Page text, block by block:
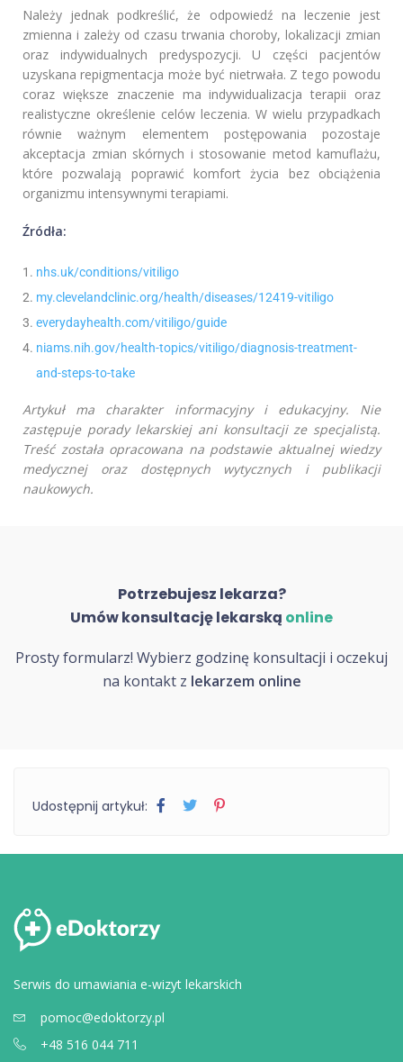
Należy jednak podkreślić, że odpowiedź na leczenie jest
zmienna i zależy od czasu trwania choroby, lokalizacji zmian
oraz indywidualnych predyspozycji. U części pacjentów
uzyskana repigmentacja może być nietrwała. Z tego powodu
coraz większe znaczenie ma indywidualizacja terapii oraz
realistyczne określenie celów leczenia. W wielu przypadkach
równie ważnym elementem postępowania pozostaje
akceptacja zmian skórnych i stosowanie metod kamuflażu,
które pozwalają poprawić komfort życia bez obciążenia
organizmu intensywnymi terapiami.
Źródła:
nhs.uk/conditions/vitiligo
my.clevelandclinic.org/health/diseases/12419-vitiligo
everydayhealth.com/vitiligo/guide
niams.nih.gov/health-topics/vitiligo/diagnosis-treatment-
and-steps-to-take
Artykuł ma charakter informacyjny i edukacyjny. Nie
zastępuje porady lekarskiej ani konsultacji ze specjalistą.
Treść została opracowana na podstawie aktualnej wiedzy
medycznej oraz dostępnych wytycznych i publikacji
naukowych.
Potrzebujesz lekarza?
Umów konsultację lekarską online
Prosty formularz! Wybierz godzinę konsultacji i oczekuj
na kontakt z lekarzem online
Udostępnij artykuł:
Serwis do umawiania e-wizyt lekarskich
pomoc@edoktorzy.pl
+48 516 044 711